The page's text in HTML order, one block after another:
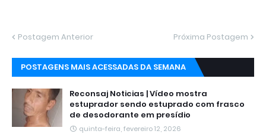
Postagem Anterior Próxima Postagem
POSTAGENS MAIS ACESSADAS DA SEMANA
Reconsaj Noticias | Vídeo mostra
estuprador sendo estuprado com frasco
de desodorante em presídio
quinta-feira, fevereiro 12, 2026